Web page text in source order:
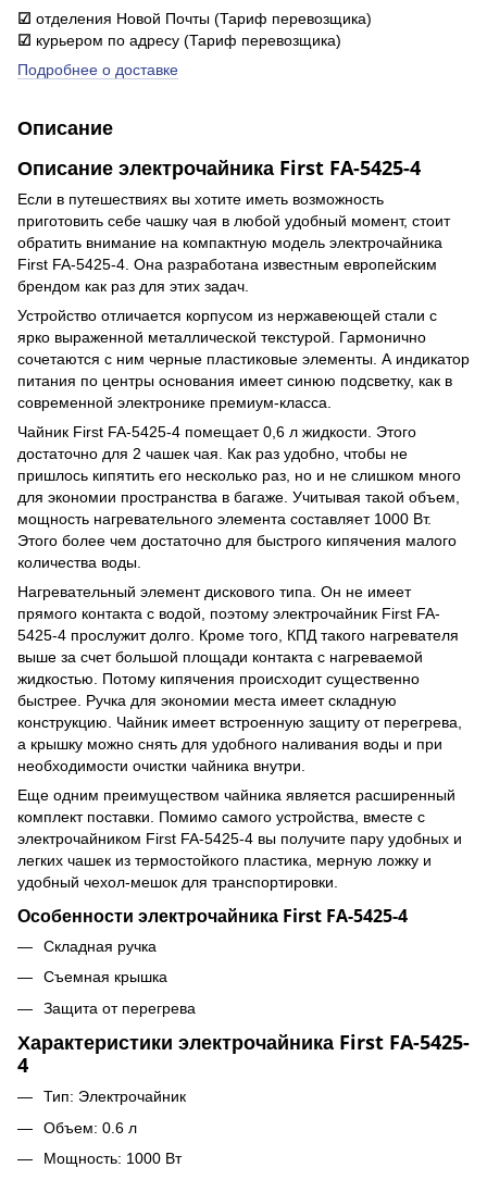
☑ отделения Новой Почты (Тариф перевозщика)
☑ курьером по адресу (Тариф перевозщика)
Подробнее о доставке
Описание
Описание электрочайника First FA-5425-4
Если в путешествиях вы хотите иметь возможность
приготовить себе чашку чая в любой удобный момент, стоит
обратить внимание на компактную модель электрочайника
First FA-5425-4. Она разработана известным европейским
брендом как раз для этих задач.
Устройство отличается корпусом из нержавеющей стали с
ярко выраженной металлической текстурой. Гармонично
сочетаются с ним черные пластиковые элементы. А индикатор
питания по центры основания имеет синюю подсветку, как в
современной электронике премиум-класса.
Чайник First FA-5425-4 помещает 0,6 л жидкости. Этого
достаточно для 2 чашек чая. Как раз удобно, чтобы не
пришлось кипятить его несколько раз, но и не слишком много
для экономии пространства в багаже. Учитывая такой объем,
мощность нагревательного элемента составляет 1000 Вт.
Этого более чем достаточно для быстрого кипячения малого
количества воды.
Нагревательный элемент дискового типа. Он не имеет
прямого контакта с водой, поэтому электрочайник First FA-
5425-4 прослужит долго. Кроме того, КПД такого нагревателя
выше за счет большой площади контакта с нагреваемой
жидкостью. Потому кипячения происходит существенно
быстрее. Ручка для экономии места имеет складную
конструкцию. Чайник имеет встроенную защиту от перегрева,
а крышку можно снять для удобного наливания воды и при
необходимости очистки чайника внутри.
Еще одним преимуществом чайника является расширенный
комплект поставки. Помимо самого устройства, вместе с
электрочайником First FA-5425-4 вы получите пару удобных и
легких чашек из термостойкого пластика, мерную ложку и
удобный чехол-мешок для транспортировки.
Особенности электрочайника First FA-5425-4
Складная ручка
Съемная крышка
Защита от перегрева
Характеристики электрочайника First FA-5425-
4
Тип: Электрочайник
Объем: 0.6 л
Мощность: 1000 Вт